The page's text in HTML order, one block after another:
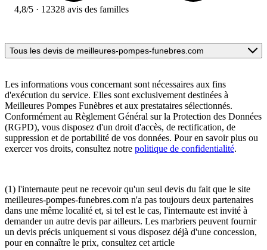
4,8/5 · 12328 avis des familles
Tous les devis de meilleures-pompes-funebres.com
Les informations vous concernant sont nécessaires aux fins
d'exécution du service. Elles sont exclusivement destinées à
Meilleures Pompes Funèbres et aux prestataires sélectionnés.
Conformément au Règlement Général sur la Protection des Données
(RGPD), vous disposez d'un droit d'accès, de rectification, de
suppression et de portabilité de vos données. Pour en savoir plus ou
exercer vos droits, consultez notre politique de confidentialité.
(1) l'internaute peut ne recevoir qu'un seul devis du fait que le site
meilleures-pompes-funebres.com n'a pas toujours deux partenaires
dans une même localité et, si tel est le cas, l'internaute est invité à
demander un autre devis par ailleurs. Les marbriers peuvent fournir
un devis précis uniquement si vous disposez déjà d'une concession,
pour en connaître le prix, consultez cet article